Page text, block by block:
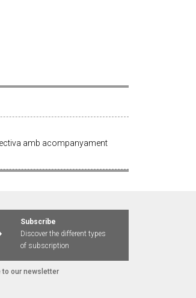
amb acompanyament
Subscribe
Discover the different types
of subscription
to our newsletter